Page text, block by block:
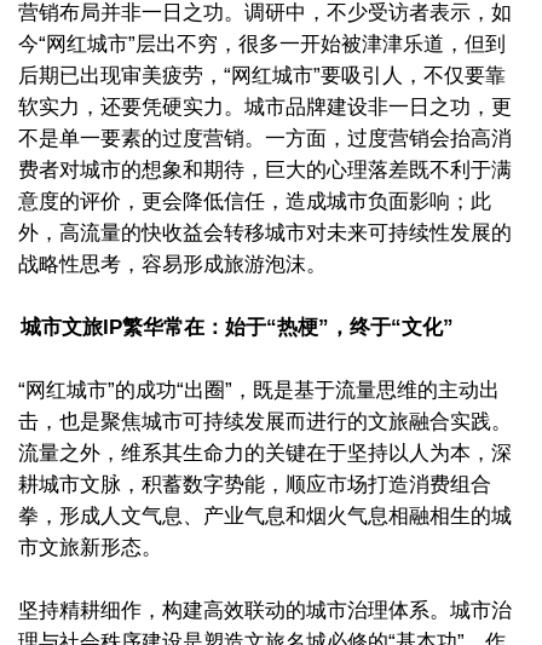
营销布局并非一日之功。调研中，不少受访者表示，如
今“网红城市”层出不穷，很多一开始被津津乐道，但到
后期已出现审美疲劳，“网红城市”要吸引人，不仅要靠
软实力，还要凭硬实力。城市品牌建设非一日之功，更
不是单一要素的过度营销。一方面，过度营销会抬高消
费者对城市的想象和期待，巨大的心理落差既不利于满
意度的评价，更会降低信任，造成城市负面影响；此
外，高流量的快收益会转移城市对未来可持续性发展的
战略性思考，容易形成旅游泡沫。
城市文旅IP繁华常在：始于“热梗”，终于“文化”
“网红城市”的成功“出圈”，既是基于流量思维的主动出
击，也是聚焦城市可持续发展而进行的文旅融合实践。
流量之外，维系其生命力的关键在于坚持以人为本，深
耕城市文脉，积蓄数字势能，顺应市场打造消费组合
拳，形成人文气息、产业气息和烟火气息相融相生的城
市文旅新形态。
坚持精耕细作，构建高效联动的城市治理体系。城市治